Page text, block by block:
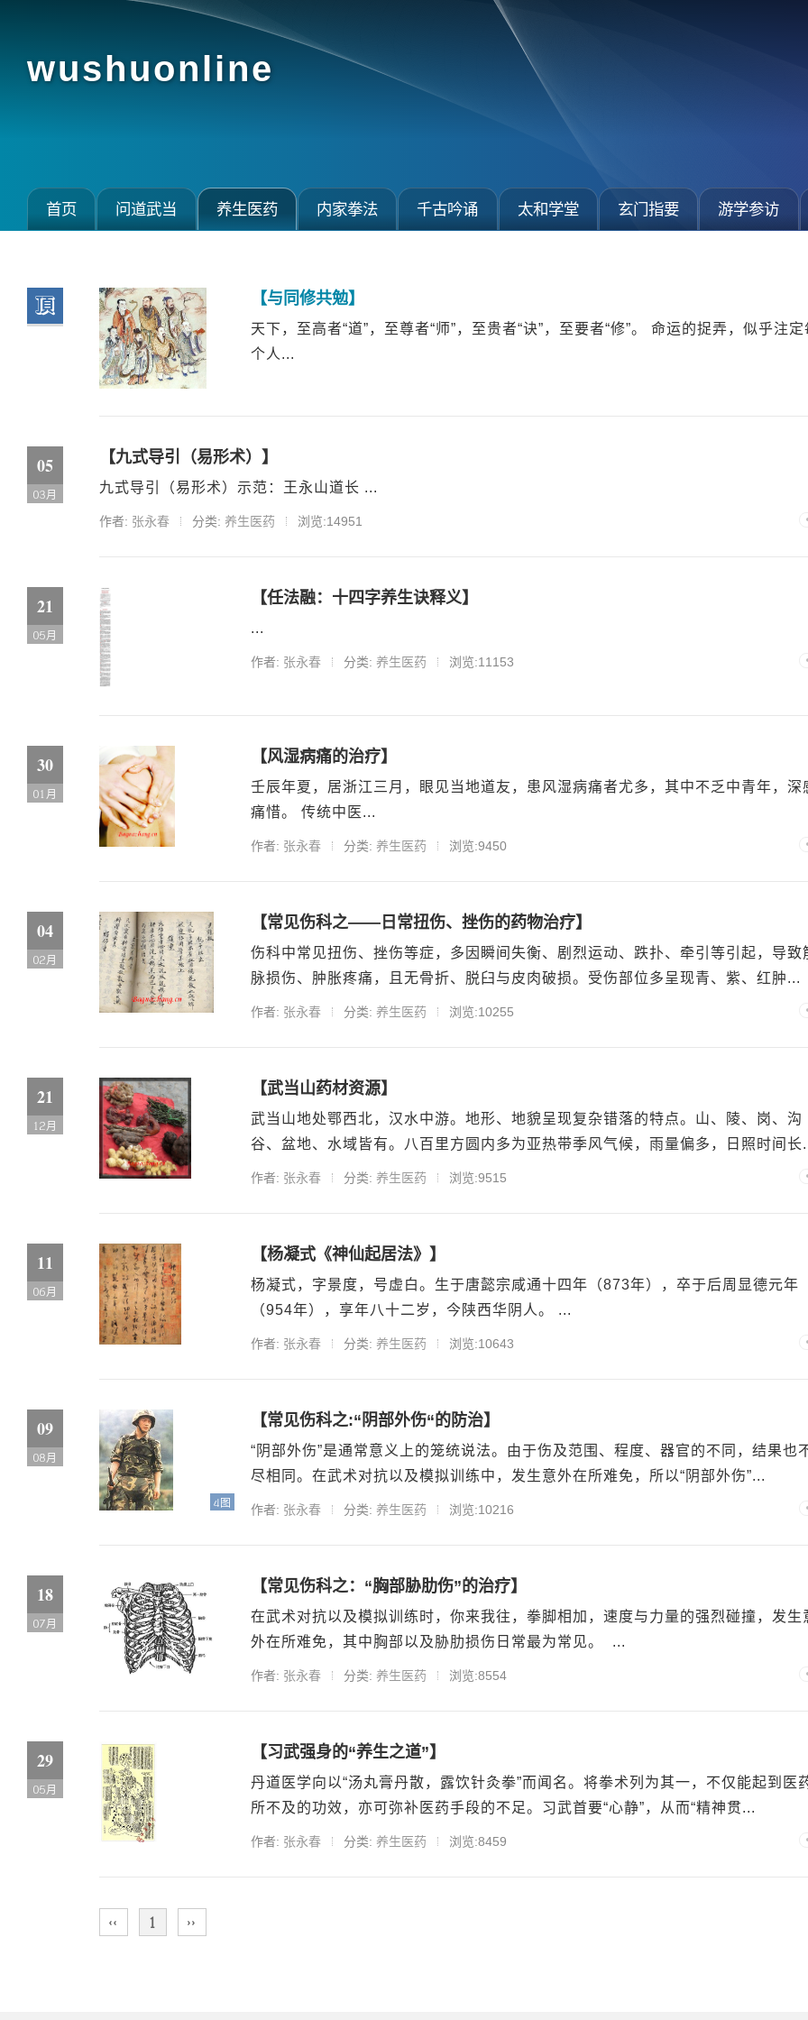
wushuonline
首页 问道武当 养生医药 内家拳法 千古吟诵 太和学堂 玄门指要 游学参访
顶 【与同修共勉】
天下，至高者“道”，至尊者“师”，至贵者“诀”，至要者“修”。 命运的捉弄，似乎注定
个人...
05
03月
【九式导引（易形术）】
九式导引（易形术）示范：王永山道长 ...
作者: 张永春 分类: 养生医药 浏览:14951
21
05月
【任法融：十四字养生诀释义】
...
作者: 张永春 分类: 养生医药 浏览:11153
30
01月
【风湿病痛的治疗】
壬辰年夏，居浙江三月，眼见当地道友，患风湿病痛者尤多，其中不乏中青年，深
痛惜。 传统中医...
作者: 张永春 分类: 养生医药 浏览:9450
04
02月
【常见伤科之——日常扭伤、挫伤的药物治疗】
伤科中常见扭伤、挫伤等症，多因瞬间失衡、剧烈运动、跌扑、牵引等引起，导致
脉损伤、肿胀疼痛，且无骨折、脱臼与皮肉破损。受伤部位多呈现青、紫、红肿...
作者: 张永春 分类: 养生医药 浏览:10255
21
12月
【武当山药材资源】
武当山地处鄂西北，汉水中游。地形、地貌呈现复杂错落的特点。山、陵、岗、沟
谷、盆地、水域皆有。八百里方圆内多为亚热带季风气候，雨量偏多，日照时间长
作者: 张永春 分类: 养生医药 浏览:9515
11
06月
【杨凝式《神仙起居法》】
杨凝式，字景度，号虚白。生于唐懿宗咸通十四年（873年），卒于后周显德元年
（954年），享年八十二岁，今陕西华阴人。 ...
作者: 张永春 分类: 养生医药 浏览:10643
09
08月
【常见伤科之:“阴部外伤“的防治】
4图
“阴部外伤”是通常意义上的笼统说法。由于伤及范围、程度、器官的不同，结果也
尽相同。在武术对抗以及模拟训练中，发生意外在所难免，所以“阴部外伤”...
作者: 张永春 分类: 养生医药 浏览:10216
18
07月
【常见伤科之：“胸部胁肋伤”的治疗】
在武术对抗以及模拟训练时，你来我往，拳脚相加，速度与力量的强烈碰撞，发生
外在所难免，其中胸部以及胁肋损伤日常最为常见。 ...
作者: 张永春 分类: 养生医药 浏览:8554
29
05月
【习武强身的“养生之道”】
丹道医学向以“汤丸膏丹散，露饮针灸拳”而闻名。将拳术列为其一，不仅能起到医
所不及的功效，亦可弥补医药手段的不足。习武首要“心静”，从而“精神贯...
作者: 张永春 分类: 养生医药 浏览:8459
‹‹ 1 ››